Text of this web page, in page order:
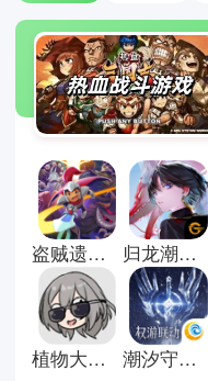
盗贼遗产2汉化版 归龙潮官方正版
植物大战僵尸星铁版 潮汐守望者手游